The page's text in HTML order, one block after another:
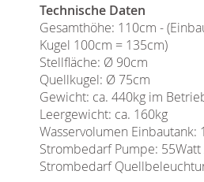
Technische Daten
Gesamthöhe: 110cm -
Kugel 100cm = 135cm)
Stellfläche: Ø 90cm
Quellkugel: Ø 75cm
Gewicht: ca. 440kg im
Leergewicht: ca. 160kg
Wasservolumen Einbautank:
Strombedarf Pumpe:
Strombedarf